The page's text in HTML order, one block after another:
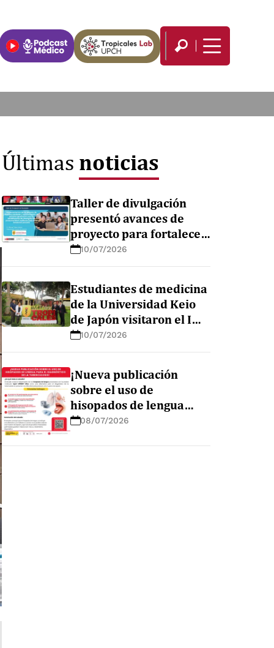
Últimas noticias
Taller de divulgación
presentó avances de
proyecto para fortalecer
el diagnóstico de
enfermedades febriles
10/07/2026
Estudiantes de medicina
de la Universidad Keio
de Japón visitaron el IMT
AvH para conocer sus
líneas de investigación
10/07/2026
¡Nueva publicación
sobre el uso de
hisopados de lengua
para el diagnóstico de la
08/07/2026